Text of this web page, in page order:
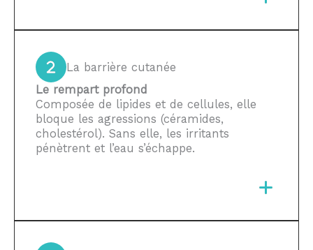
La barrière cutanée
Le rempart profond
Composée de lipides et de cellules, elle
bloque les agressions (céramides,
cholestérol). Sans elle, les irritants
pénètrent et l’eau s’échappe.